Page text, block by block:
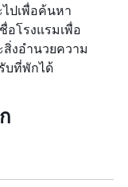
ปเพื่อค้นหา
อโรงแรมเพื่อ
งอำนวยความ
บที่พักได้